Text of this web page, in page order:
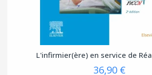
L'infirmier(ère) en service de
36,90 €